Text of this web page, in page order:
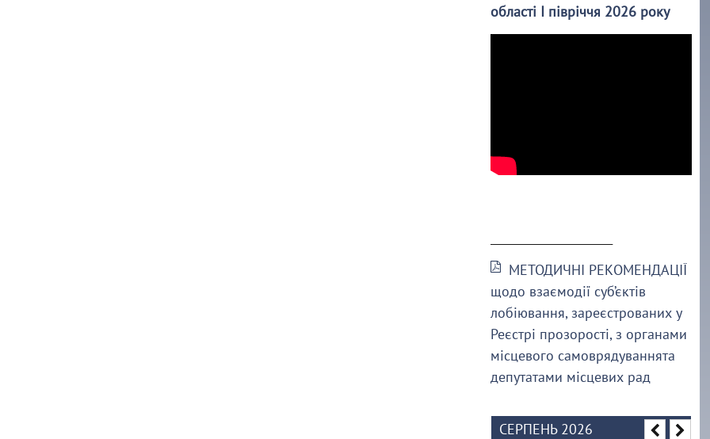
області І півріччя 2026 року
МЕТОДИЧНІ РЕКОМЕНДАЦІЇ
щодо взаємодії суб’єктів
лобіювання, зареєстрованих у
Реєстрі прозорості, з органами
місцевого самоврядуваннята
депутатами місцевих рад
СЕРПЕНЬ 2026